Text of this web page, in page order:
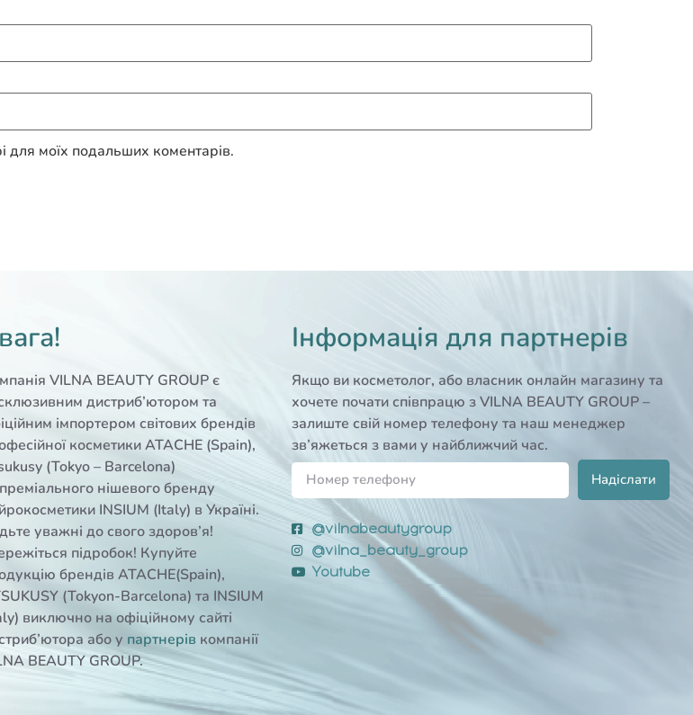
для моїх подальших коментарів.
VILNA BEAUTY GROUP є
дистриб’ютором та
імпортером світових брендів
косметики ATACHE (Spain),
(Tokyo – Barcelona)
нішевого бренду
INSIUM (Italy) в Україні.
уважні до свого здоров’я!
підробок! Купуйте
брендів ATACHE(Spain),
(Tokyon-Barcelona) та INSIUM
виключно на офіційному сайті
або у партнерівкомпанії
BEAUTY GROUP.
Інформація для партнерів
Якщо ви косметолог, або власник онлайн магазину та
хочете почати співпрацю з VILNA BEAUTY GROUP –
залиште свій номер телефону та наш менеджер
зв’яжеться з вами у найближчий час.
Надіслати
@vilnabeautygroup
@vilna_beauty_group
Youtube